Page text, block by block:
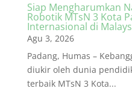
Siap Mengharumkan
Robotik MTsN 3 Kota
Internasional di
Agu 3, 2026
Padang, Humas –
diukir oleh dunia
terbaik MTsN 3 Kota...